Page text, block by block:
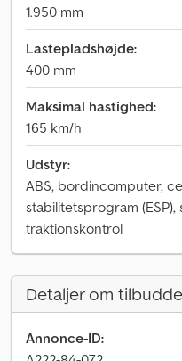
1.950 mm
Lastepladshøjde:
400 mm
Maksimal hastighed:
165 km/h
Udstyr:
ABS, bordincomputer,
stabilitetsprogram
traktionskontrol
Detaljer om
Annonce-ID: